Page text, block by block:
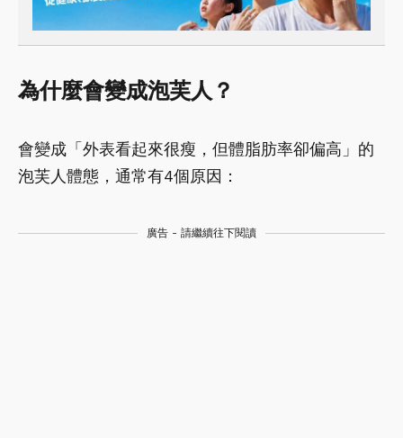
為什麼會變成泡芙人？
會變成「外表看起來很瘦，但體脂肪率卻偏高」的
泡芙人體態，通常有4個原因：
廣告 - 請繼續往下閱讀